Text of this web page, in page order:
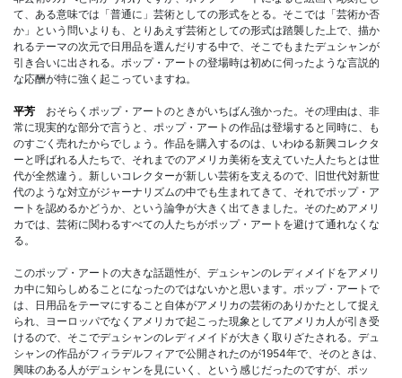
て、ある意味では「普通に」芸術としての形式をとる。そこでは「芸術か否
か」という問いよりも、とりあえず芸術としての形式は踏襲した上で、描か
れるテーマの次元で日用品を選んだりする中で、そこでもまたデュシャンが
引き合いに出される。ポップ・アートの登場時は初めに伺ったような言説的
な応酬が特に強く起こっていますね。
平芳 おそらくポップ・アートのときがいちばん強かった。その理由は、非
常に現実的な部分で言うと、ポップ・アートの作品は登場すると同時に、も
のすごく売れたからでしょう。作品を購入するのは、いわゆる新興コレクタ
ーと呼ばれる人たちで、それまでのアメリカ美術を支えていた人たちとは世
代が全然違う。新しいコレクターが新しい芸術を支えるので、旧世代対新世
代のような対立がジャーナリズムの中でも生まれてきて、それでポップ・ア
ートを認めるかどうか、という論争が大きく出てきました。そのためアメリ
カでは、芸術に関わるすべての人たちがポップ・アートを避けて通れなくな
る。
このポップ・アートの大きな話題性が、デュシャンのレディメイドをアメリ
カ中に知らしめることになったのではないかと思います。ポップ・アートで
は、日用品をテーマにすること自体がアメリカの芸術のありかたとして捉え
られ、ヨーロッパでなくアメリカで起こった現象としてアメリカ人が引き受
けるので、そこでデュシャンのレディメイドが大きく取りざたされる。デュ
シャンの作品がフィラデルフィアで公開されたのが1954年で、そのときは、
興味のある人がデュシャンを見にいく、という感じだったのですが、ポッ